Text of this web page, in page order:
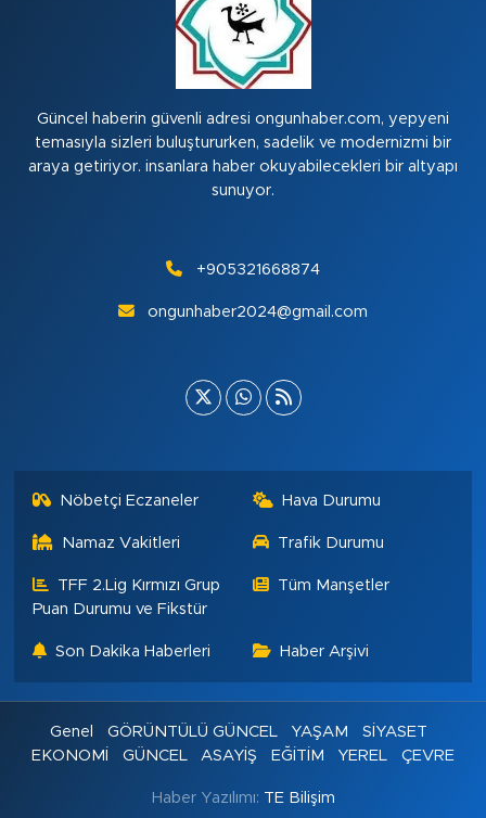
Güncel haberin güvenli adresi ongunhaber.com, yepyeni
temasıyla sizleri buluştururken, sadelik ve modernizmi bir
araya getiriyor. insanlara haber okuyabilecekleri bir altyapı
sunuyor.
+905321668874
ongunhaber2024@gmail.com
Nöbetçi Eczaneler Hava Durumu
Namaz Vakitleri Trafik Durumu
TFF 2.Lig Kırmızı Grup
Puan Durumu ve Fikstür
Tüm Manşetler
Son Dakika Haberleri Haber Arşivi
Genel GÖRÜNTÜLÜ GÜNCEL YAŞAM
SİYASET
EKONOMİ
GÜNCEL ASAYİŞ EĞİTİM YEREL ÇEVRE
Haber Yazılımı: TE Bilişim